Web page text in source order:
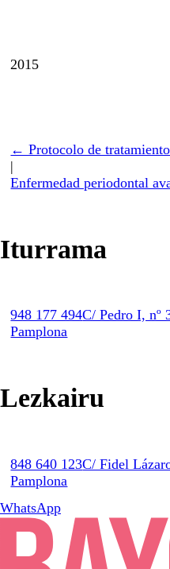
2015
← Protocolo de tratamiento
|
Enfermedad periodontal
Iturrama
948 177 494C/ Pedro I, nº
Pamplona
Lezkairu
848 640 123C/ Fidel
Pamplona
WhatsApp